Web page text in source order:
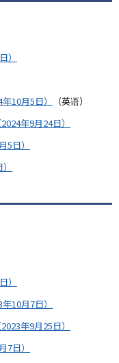
）
10月5日）
（英语）
年9月24日）
日）
）
10月7日）
年9月25日）
日）